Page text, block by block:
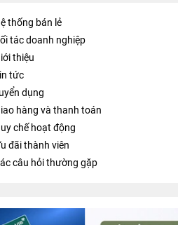
thống bán lẻ
tác doanh nghiệp
thiệu
tức
dụng
hàng và thanh toán
chế hoạt động
đãi thành viên
câu hỏi thường gặp